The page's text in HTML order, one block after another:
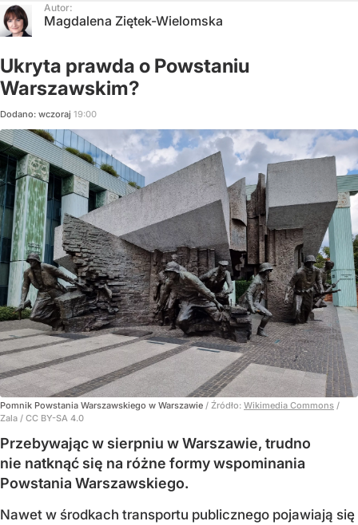
Autor:
Magdalena Ziętek-Wielomska
Ukryta prawda o Powstaniu
Warszawskim?
Dodano: wczoraj 19:00
Pomnik Powstania Warszawskiego w Warszawie / Źródło: Wikimedia Commons /
Zala / CC BY-SA 4.0
Przebywając w sierpniu w Warszawie, trudno
nie natknąć się na różne formy wspominania
Powstania Warszawskiego.
Nawet w środkach transportu publicznego pojawiają się